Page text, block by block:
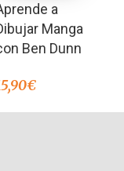
a
Manga
Ben Dunn
€